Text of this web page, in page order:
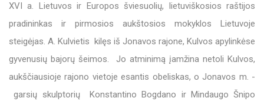
XVI a. Lie­tuvos ir Europos švie­suolių, lietuviškosios raštijos
pradininkas ir pirmosios aukštosios mokyklos Lietuvoje
steigėjas. A. Kulvietis kilęs iš Jo­navos rajone, Kulvos apylinkėse
gyvenusių bajorų šeimos. Jo atminimą įamžina netoli Kulvos,
aukščiausioje rajono vietoje esantis obeliskas, o Jonavos m. -
garsių skulptorių Konstantino Bogdano ir Mindaugo Šnipo